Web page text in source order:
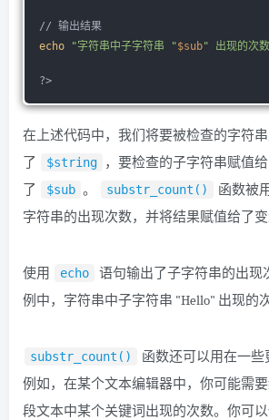
// 输出结果
echo
"字符串中子字符串 "$sub" 出现的次数
?>
在上述代码中，我们将要被检查的字符
了
$string
，要检查的子字符串赋值给
了
$sub 。 substr_count()
函数被
字符串的出现次数，并将结果赋值给了
使用 echo
语句输出了子字符串的出现
例中，字符串中子字符串 "Hello" 出现的次
substr_count()
函数还可以用在一些
例如，在某个文本编辑器中，你可能需
段文本中某个关键词出现的次数。你可